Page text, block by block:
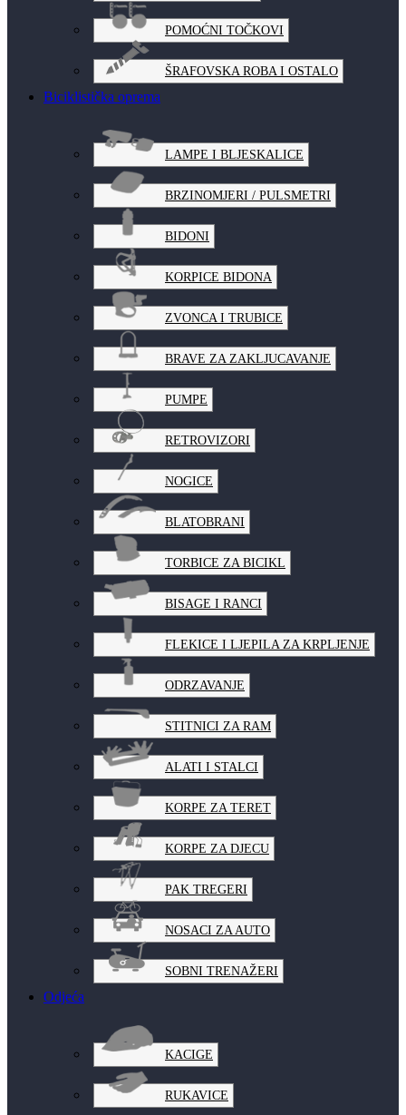
POMOĆNI TOČKOVI
ŠRAFOVSKA ROBA I OSTALO
Biciklistička oprema
LAMPE I BLJESKALICE
BRZINOMJERI / PULSMETRI
BIDONI
KORPICE BIDONA
ZVONCA I TRUBICE
BRAVE ZA ZAKLJUCAVANJE
PUMPE
RETROVIZORI
NOGICE
BLATOBRANI
TORBICE ZA BICIKL
BISAGE I RANCI
FLEKICE I LJEPILA ZA KRPLJENJE
ODRZAVANJE
STITNICI ZA RAM
ALATI I STALCI
KORPE ZA TERET
KORPE ZA DJECU
PAK TREGERI
NOSACI ZA AUTO
SOBNI TRENAŽERI
Odjeća
KACIGE
RUKAVICE